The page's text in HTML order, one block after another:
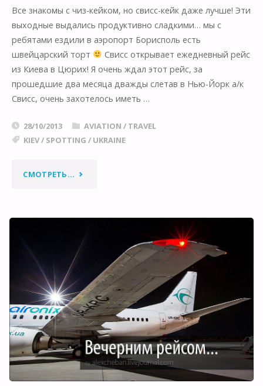
Все знакомы с чиз-кейком, но свисс-кейк даже лучше! Эти
выходные выдались продуктивно сладкими… мы с
ребятами ездили в аэропорт Борисполь есть
швейцарский торт
Свисс открывает ежедневный рейс
из Киева в Цюрих! Я очень ждал этот рейс, за
прошедшие два месяца дважды слетав в Нью-Йорк а/к
Свисс, очень захотелось иметь …
28/10/2013 AVIATION / TRAVEL
KIEV/ SPOTTING / UKRAINE
СМОТРЕТЬ... "БОЛЬШЕ
К
ИЗ
ШВЕЙЦАРИИ!"